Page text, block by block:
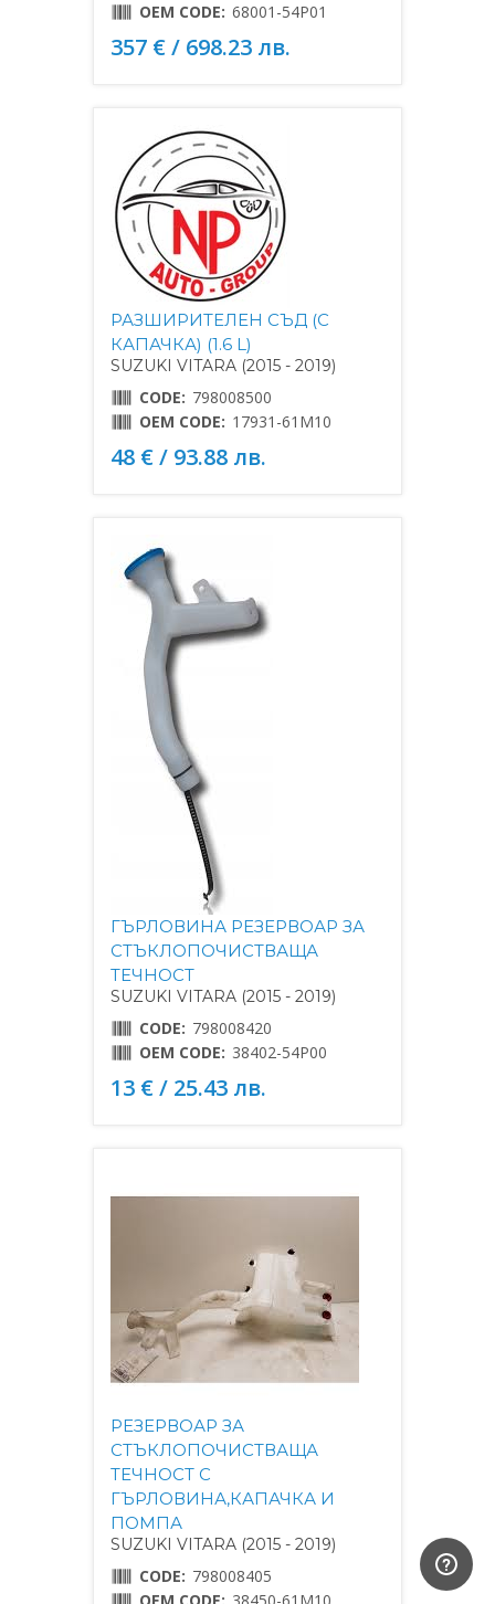
OEM CODE: 68001-54P01
357 € / 698.23 лв.
РАЗШИРИТЕЛЕН СЪД (С
КАПАЧКА) (1.6 L)
SUZUKI VITARA (2015 - 2019)
CODE: 798008500
OEM CODE: 17931-61M10
48 € / 93.88 лв.
ГЪРЛОВИНА РЕЗЕРВОАР ЗА
СТЪКЛОПОЧИСТВАЩА
ТЕЧНОСТ
SUZUKI VITARA (2015 - 2019)
CODE: 798008420
OEM CODE: 38402-54P00
13 € / 25.43 лв.
РЕЗЕРВОАР ЗА
СТЪКЛОПОЧИСТВАЩА
ТЕЧНОСТ С
ГЪРЛОВИНА,КАПАЧКА И
ПОМПА
SUZUKI VITARA (2015 - 2019)
CODE: 798008405